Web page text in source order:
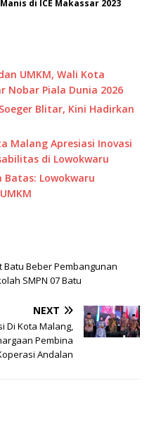
di ICE Makassar 2023
UMKM, Wali Kota
Nobar Piala Dunia 2026
Blitar, Kini Hadirkan
Malang Apresiasi Inovasi
di Lowokwaru
Lowokwaru
Batu Beber Pembangunan
SMPN 07 Batu
NEXT
Di Kota Malang,
Pembina
Andalan